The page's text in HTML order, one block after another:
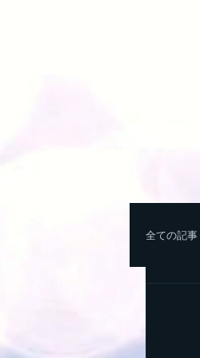
全ての記事
北